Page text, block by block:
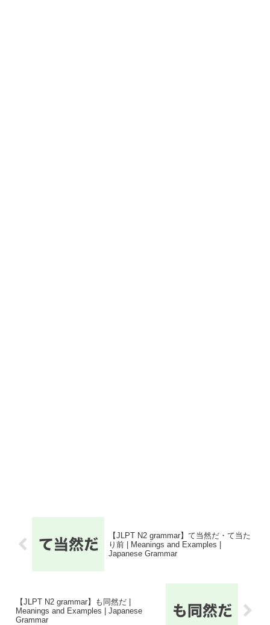
【JLPT N2 grammar】て当然だ・て当た
り前 | Meanings and Examples |
Japanese Grammar
【JLPT N2 grammar】も同然だ |
Meanings and Examples | Japanese
Grammar